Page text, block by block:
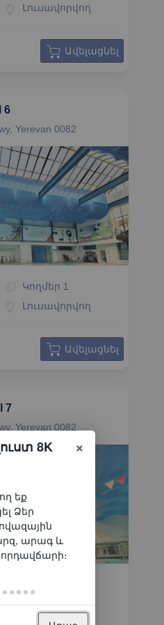
Լուսավորվող
Ավելացնել
6
Yerevan 0082
Կողմեր 1
Լուսավորվող
Ավելացնել
7
Yerevan 0082
Լուսավորվող
8K
×